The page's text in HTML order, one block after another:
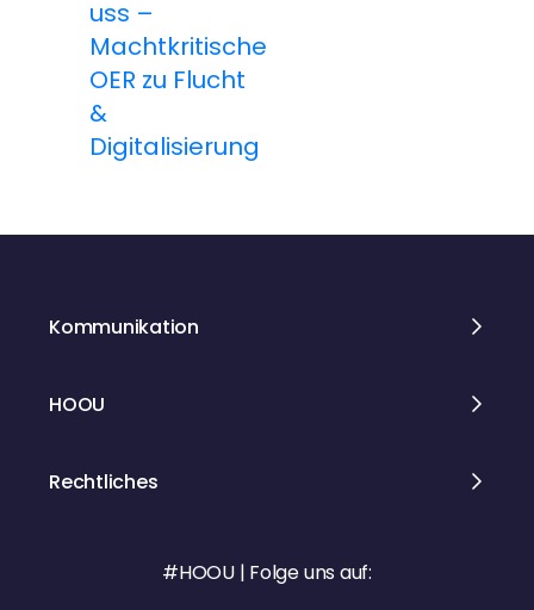
i
t
r
s
a
v
uss –
Machtkritische
OER zu Flucht
&
Digitalisierung
Kommunikation
HOOU
Rechtliches
#HOOU | Folge uns auf: